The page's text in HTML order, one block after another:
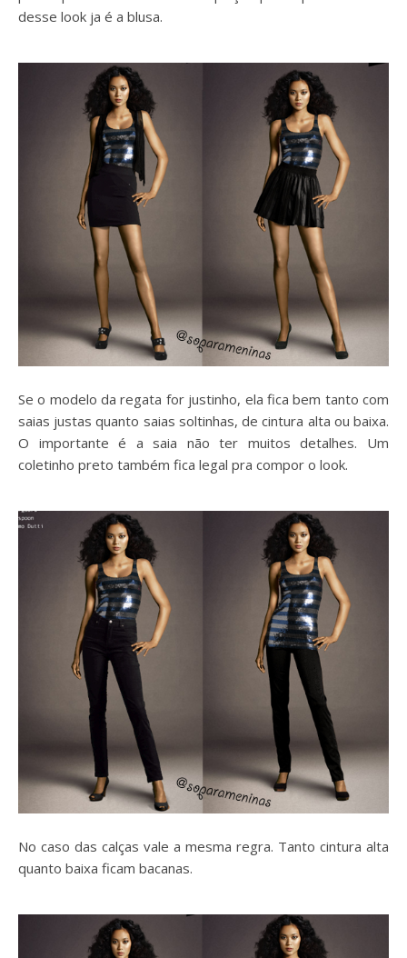
desse look ja é a blusa.
Se o modelo da regata for justinho, ela fica bem tanto com
saias justas quanto saias soltinhas, de cintura alta ou baixa.
O importante é a saia não ter muitos detalhes. Um
coletinho preto também fica legal pra compor o look.
No caso das calças vale a mesma regra. Tanto cintura alta
quanto baixa ficam bacanas.